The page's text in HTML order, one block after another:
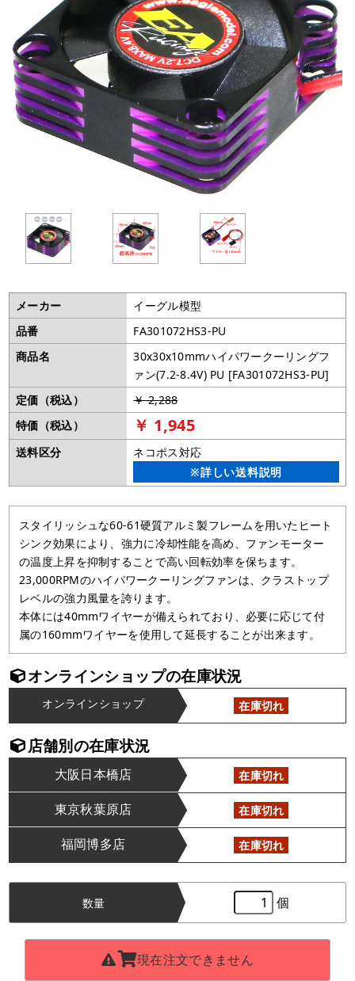
メーカー
イーグル模型
品番
FA301072HS3-PU
商品名
30x30x10mmハイパワークーリングフ
ァン(7.2-8.4V) PU [FA301072HS3-PU]
定価（税込）
￥ 2,288
特価（税込）
￥ 1,945
送料区分
ネコポス対応
※詳しい送料説明
スタイリッシュな60-61硬質アルミ製フレームを用いたヒート
シンク効果により、強力に冷却性能を高め、ファンモーター
の温度上昇を抑制することで高い回転効率を保ちます。
23,000RPMのハイパワークーリングファンは、クラストップ
レベルの強力風量を誇ります。
本体には40mmワイヤーが備えられており、必要に応じて付
属の160mmワイヤーを使用して延長することが出来ます。
オンラインショップの在庫状況
オンラインショップ 在庫切れ
店舗別の在庫状況
大阪日本橋店 在庫切れ
東京秋葉原店 在庫切れ
福岡博多店 在庫切れ
数量 個
現在注文できません